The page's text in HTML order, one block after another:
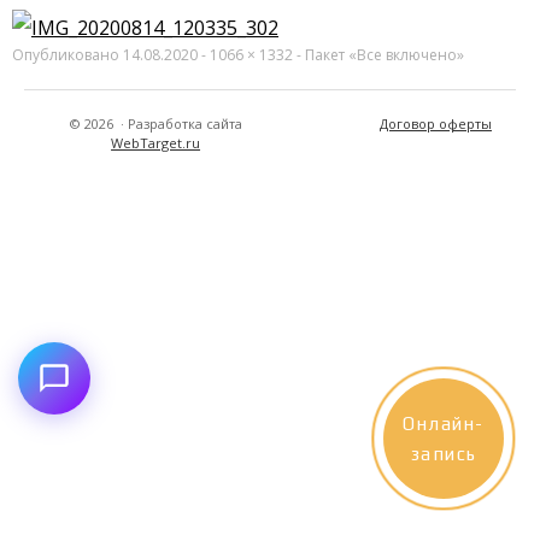
Опубликовано 14.08.2020- 1066 × 1332 - Пакет «Все включено»
© 2026 · Разработка сайта
WebTarget.ru
Договор оферты
Онлайн-
запись